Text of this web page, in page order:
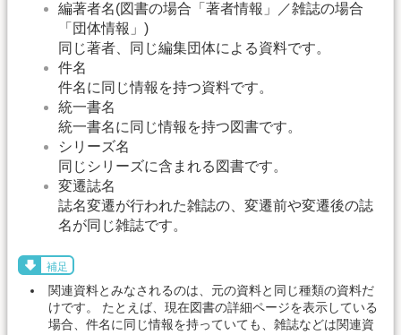
編著者名(図書の場合「著者情報」／雑誌の場合
「団体情報」)
同じ著者、同じ編集団体による資料です。
件名
件名に同じ情報を持つ資料です。
統一書名
統一書名に同じ情報を持つ図書です。
シリーズ名
同じシリーズに含まれる図書です。
変遷誌名
誌名変遷が行われた雑誌の、変遷前や変遷後の誌
名が同じ雑誌です。
補足
関連資料とみなされるのは、元の資料と同じ種類の資料だ
けです。 たとえば、現在図書の詳細ページを表示している
場合、件名に同じ情報を持っていても、雑誌などは関連資